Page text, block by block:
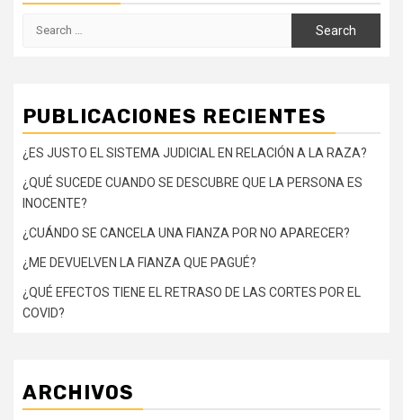
PUBLICACIONES RECIENTES
¿ES JUSTO EL SISTEMA JUDICIAL EN RELACIÓN A LA RAZA?
¿QUÉ SUCEDE CUANDO SE DESCUBRE QUE LA PERSONA ES
INOCENTE?
¿CUÁNDO SE CANCELA UNA FIANZA POR NO APARECER?
¿ME DEVUELVEN LA FIANZA QUE PAGUÉ?
¿QUÉ EFECTOS TIENE EL RETRASO DE LAS CORTES POR EL
COVID?
ARCHIVOS